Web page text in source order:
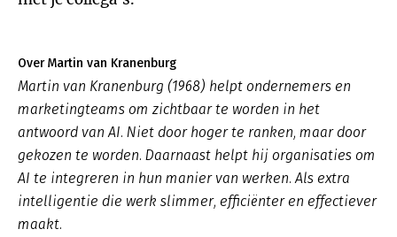
Over Martin van Kranenburg
Martin van Kranenburg (1968) helpt ondernemers en
marketingteams om zichtbaar te worden in het
antwoord van AI. Niet door hoger te ranken, maar door
gekozen te worden. Daarnaast helpt hij organisaties om
AI te integreren in hun manier van werken. Als extra
intelligentie die werk slimmer, efficiënter en effectiever
maakt.